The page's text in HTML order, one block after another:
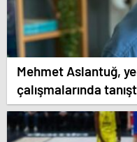
Mehmet Aslantuğ,
çalışmalarında